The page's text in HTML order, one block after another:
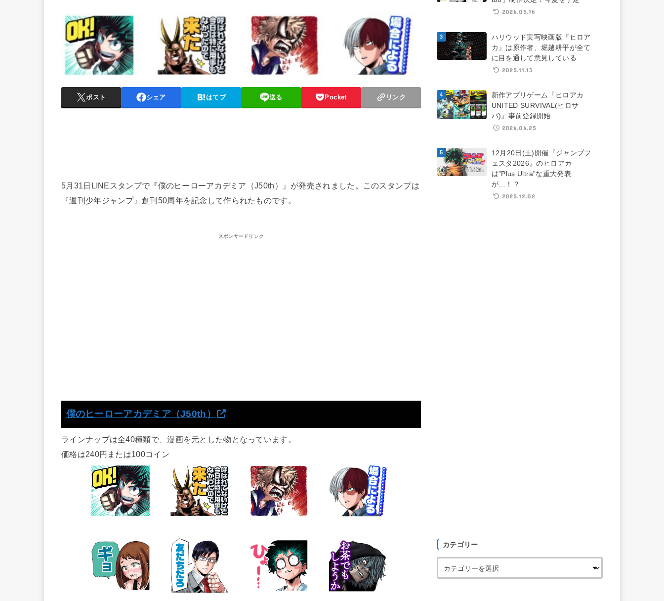
ポスト シェア はてブ 送る Pocket リンク
5月31日LINEスタンプで『僕のヒーローアカデミア（J50th）』が発売されました。このスタンプは​
『週刊少年ジャンプ』創刊50周年を記念して作られたものです。
スポンサードリンク
僕のヒーローアカデミア（J50th）
ラインナップは全40種類で、漫画を元とした物となっています。
価格は240円または100コイン
2026.05.16
ハリウッド実写映画版『ヒロア
カ』は原作者、堀越耕平が全て
に目を通して意見している
2025.11.13
新作アプリゲーム『ヒロアカ
UNITED SURVIVAL(ヒロサ
バ)』事前登録開始
2026.06.25
12月20日(土)開催『ジャンプフ
ェスタ2026』のヒロアカ
は”Plus Ultra”な重大発表
が…！？
2025.12.02
カテゴリー